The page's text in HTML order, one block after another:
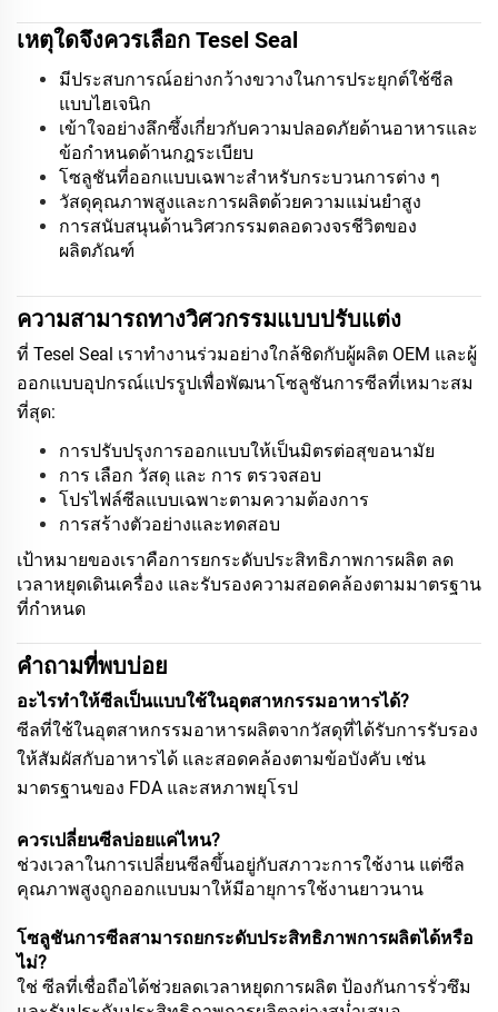
เหตุใดจึงควรเลือก Tesel Seal
มีประสบการณ์อย่างกว้างขวางในการประยุกต์ใช้ซีล
แบบไฮเจนิก
เข้าใจอย่างลึกซึ้งเกี่ยวกับความปลอดภัยด้านอาหารและ
ข้อกำหนดด้านกฎระเบียบ
โซลูชันที่ออกแบบเฉพาะสำหรับกระบวนการต่าง ๆ
วัสดุคุณภาพสูงและการผลิตด้วยความแม่นยำสูง
การสนับสนุนด้านวิศวกรรมตลอดวงจรชีวิตของ
ผลิตภัณฑ์
ความสามารถทางวิศวกรรมแบบปรับแต่ง
ที่ Tesel Seal เราทำงานร่วมอย่างใกล้ชิดกับผู้ผลิต OEM และผู้
ออกแบบอุปกรณ์แปรรูปเพื่อพัฒนาโซลูชันการซีลที่เหมาะสม
ที่สุด:
การปรับปรุงการออกแบบให้เป็นมิตรต่อสุขอนามัย
การ เลือก วัสดุ และ การ ตรวจสอบ
โปรไฟล์ซีลแบบเฉพาะตามความต้องการ
การสร้างตัวอย่างและทดสอบ
เป้าหมายของเราคือการยกระดับประสิทธิภาพการผลิต ลด
เวลาหยุดเดินเครื่อง และรับรองความสอดคล้องตามมาตรฐาน
ที่กำหนด
คำถามที่พบบ่อย
อะไรทำให้ซีลเป็นแบบใช้ในอุตสาหกรรมอาหารได้?
ซีลที่ใช้ในอุตสาหกรรมอาหารผลิตจากวัสดุที่ได้รับการรับรอง
ให้สัมผัสกับอาหารได้ และสอดคล้องตามข้อบังคับ เช่น
มาตรฐานของ FDA และสหภาพยุโรป
ควรเปลี่ยนซีลบ่อยแค่ไหน?
ช่วงเวลาในการเปลี่ยนซีลขึ้นอยู่กับสภาวะการใช้งาน แต่ซีล
คุณภาพสูงถูกออกแบบมาให้มีอายุการใช้งานยาวนาน
โซลูชันการซีลสามารถยกระดับประสิทธิภาพการผลิตได้หรือ
ไม่?
ใช่ ซีลที่เชื่อถือได้ช่วยลดเวลาหยุดการผลิต ป้องกันการรั่วซึม